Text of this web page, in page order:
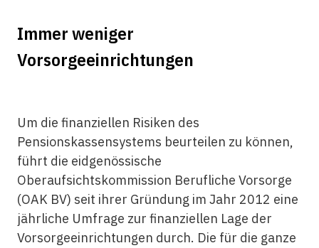
Immer weniger
Vorsorgeeinrichtungen
Um die finanziellen Risiken des
Pensionskassensystems beurteilen zu können,
führt die eidgenössische
Oberaufsichtskommission Berufliche Vorsorge
(OAK BV) seit ihrer Gründung im Jahr 2012 eine
jährliche Umfrage zur finanziellen Lage der
Vorsorgeeinrichtungen durch. Die für die ganze